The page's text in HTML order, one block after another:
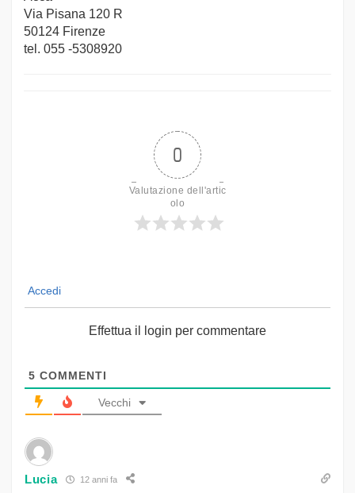
Via Pisana 120 R
50124 Firenze
tel. 055 -5308920
0
Valutazione dell'artic
olo
Accedi
Effettua il login per commentare
5 COMMENTI
Vecchi
Lucia 12 anni fa